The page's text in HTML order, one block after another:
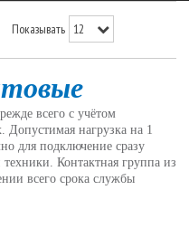
Показывать
всего с учётом
Допустимая нагрузка на 1
для подключение сразу
Контактная группа из
всего срока службы